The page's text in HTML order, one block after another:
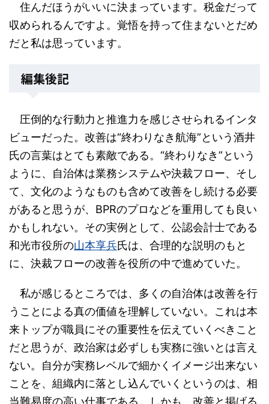
住んだほうがいいに決まっています。税金だって
収められるんですよ。覚悟を持って住まないとだめ
だと私は思っています。
編集後記
圧倒的な行動力と推進力を感じさせられるインタ
ビューだった。改善は“終わりなき航海”という酒井
氏の言葉はとても素敵である。“終わりなき”という
ように、自治体は業務システムや決裁フロー、そし
て、文化のようなものも含めて改善をし続ける必要
があると思うが、BPRのプロなどを重用しても良い
かもしれない。その実例として、公認会計士である
和光市役所の山本享兵氏は、合理的な説明のもと
に、決裁フローの改善を役所の中で進めていた。
私が感じるところでは、多くの自治体は改善を行
うことによる真の価値を理解していない。これは本
来トップが職員にその重要性を伝えていくべきこと
だと思うが、政治家は必ずしも実務に強いとは言え
ない。自分が実務レベルで細かくイメージ出来ない
ことを、組織内に落とし込んでいくというのは、相